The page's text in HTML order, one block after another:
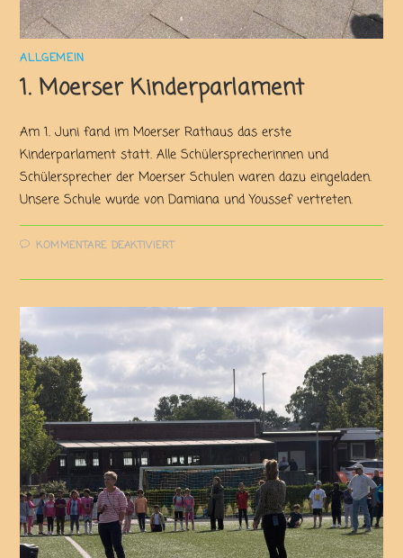
ALLGEMEIN
1. Moerser Kinderparlament
Am 1. Juni fand im Moerser Rathaus das erste
Kinderparlament statt. Alle Schülersprecherinnen und
Schülersprecher der Moerser Schulen waren dazu eingeladen.
Unsere Schule wurde von Damiana und Youssef vertreten.
KOMMENTARE DEAKTIVIERT